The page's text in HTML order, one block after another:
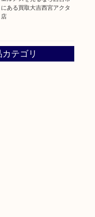
にある買取大吉西宮アクタ
店
テゴリ